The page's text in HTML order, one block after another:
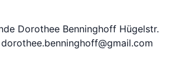
Dorothee Benninghoff Hügelstr.